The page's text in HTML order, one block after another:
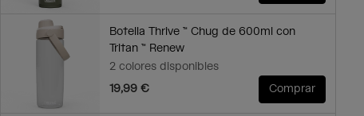
Botella Thrive ™ Chug de 600ml con
Tritan ™ Renew
2 colores disponibles
19,99 €
Comprar